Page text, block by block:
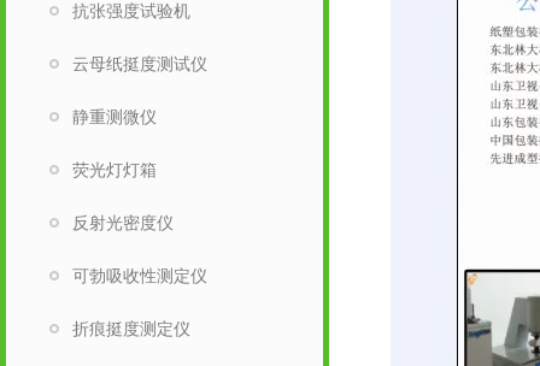
抗张强度试验机
云母纸挺度测试仪
静重测微仪
荧光灯灯箱
反射光密度仪
可勃吸收性测定仪
折痕挺度测定仪